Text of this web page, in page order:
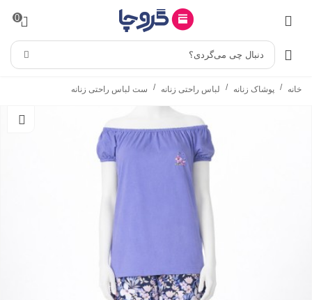
0
دنبال چی می‌گردی؟
خانه / پوشاک زنانه / لباس راحتی زنانه / ست لباس راحتی زنانه